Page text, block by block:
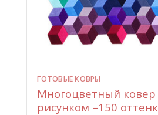
ГОТОВЫЕ КОВРЫ
Многоцветный ковер
рисунком –150